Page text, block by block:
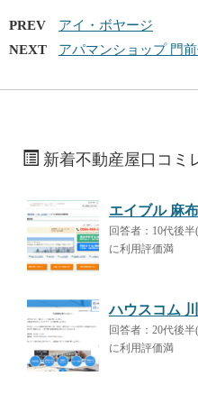
PREV
アイ・ボヤージ
NEXT
アパマンショップ 門
新着不動産屋口コミ
エイブル 麻
回答者：10代後
に利用評価満
ハウスコム
回答者：20代後
に利用評価満